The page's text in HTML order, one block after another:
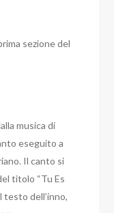
sezione del
musica di
eseguito a
Il canto si
titolo “Tu Es
testo dell’inno,